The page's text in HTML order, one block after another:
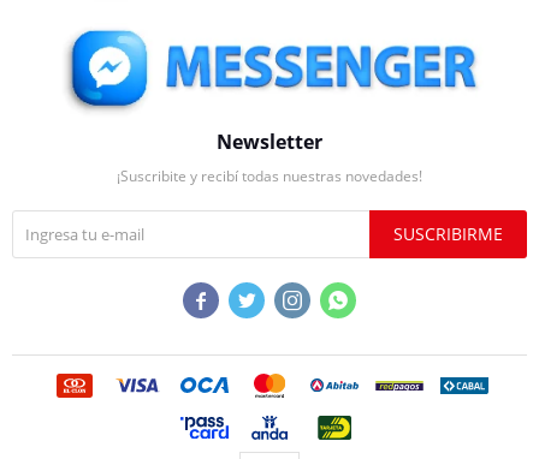
Newsletter
¡Suscribite y recibí todas nuestras novedades!
SUSCRIBIRME
   